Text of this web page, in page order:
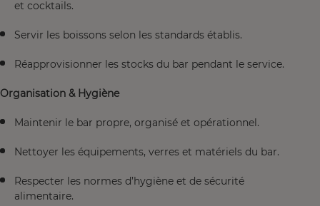
et cocktails.
Servir les boissons selon les standards établis.
Réapprovisionner les stocks du bar pendant le service.
Organisation & Hygiène
Maintenir le bar propre, organisé et opérationnel.
Nettoyer les équipements, verres et matériels du bar.
Respecter les normes d’hygiène et de sécurité
alimentaire.